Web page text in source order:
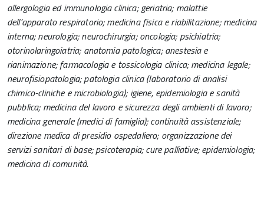
allergologia ed immunologia clinica; geriatria; malattie
dell’apparato respiratorio; medicina fisica e riabilitazione; medicina
interna; neurologia; neurochirurgia; oncologia; psichiatria;
otorinolaringoiatria; anatomia patologica; anestesia e
rianimazione; farmacologia e tossicologia clinica; medicina legale;
neurofisiopatologia; patologia clinica (laboratorio di analisi
chimico-cliniche e microbiologia); igiene, epidemiologia e sanità
pubblica; medicina del lavoro e sicurezza degli ambienti di lavoro;
medicina generale (medici di famiglia); continuità assistenziale;
direzione medica di presidio ospedaliero; organizzazione dei
servizi sanitari di base; psicoterapia; cure palliative; epidemiologia;
medicina di comunità.